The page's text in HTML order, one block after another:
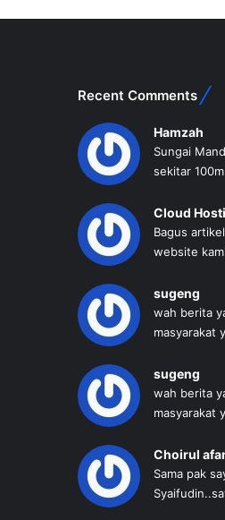
Recent Comments
Hamzah
Sungai
sekitar
Cloud
Bagus
website
sugeng
wah berita
masyarakat
sugeng
wah berita
masyarakat
Choirul
Sama pak